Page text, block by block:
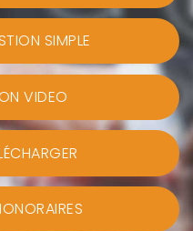
SIMPLE
VIDEO